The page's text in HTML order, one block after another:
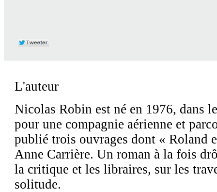
L'auteur
Nicolas Robin est né en 1976, dans
pour une compagnie aérienne et
publié trois ouvrages dont « Roland
Anne Carrière. Un roman à la fois
la critique et les libraires, sur les
solitude.